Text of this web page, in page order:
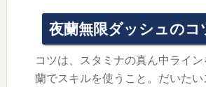
夜蘭無限ダッシュのコ
コツは、スタミナの真ん中ライ
蘭でスキルを使うこと。だいた